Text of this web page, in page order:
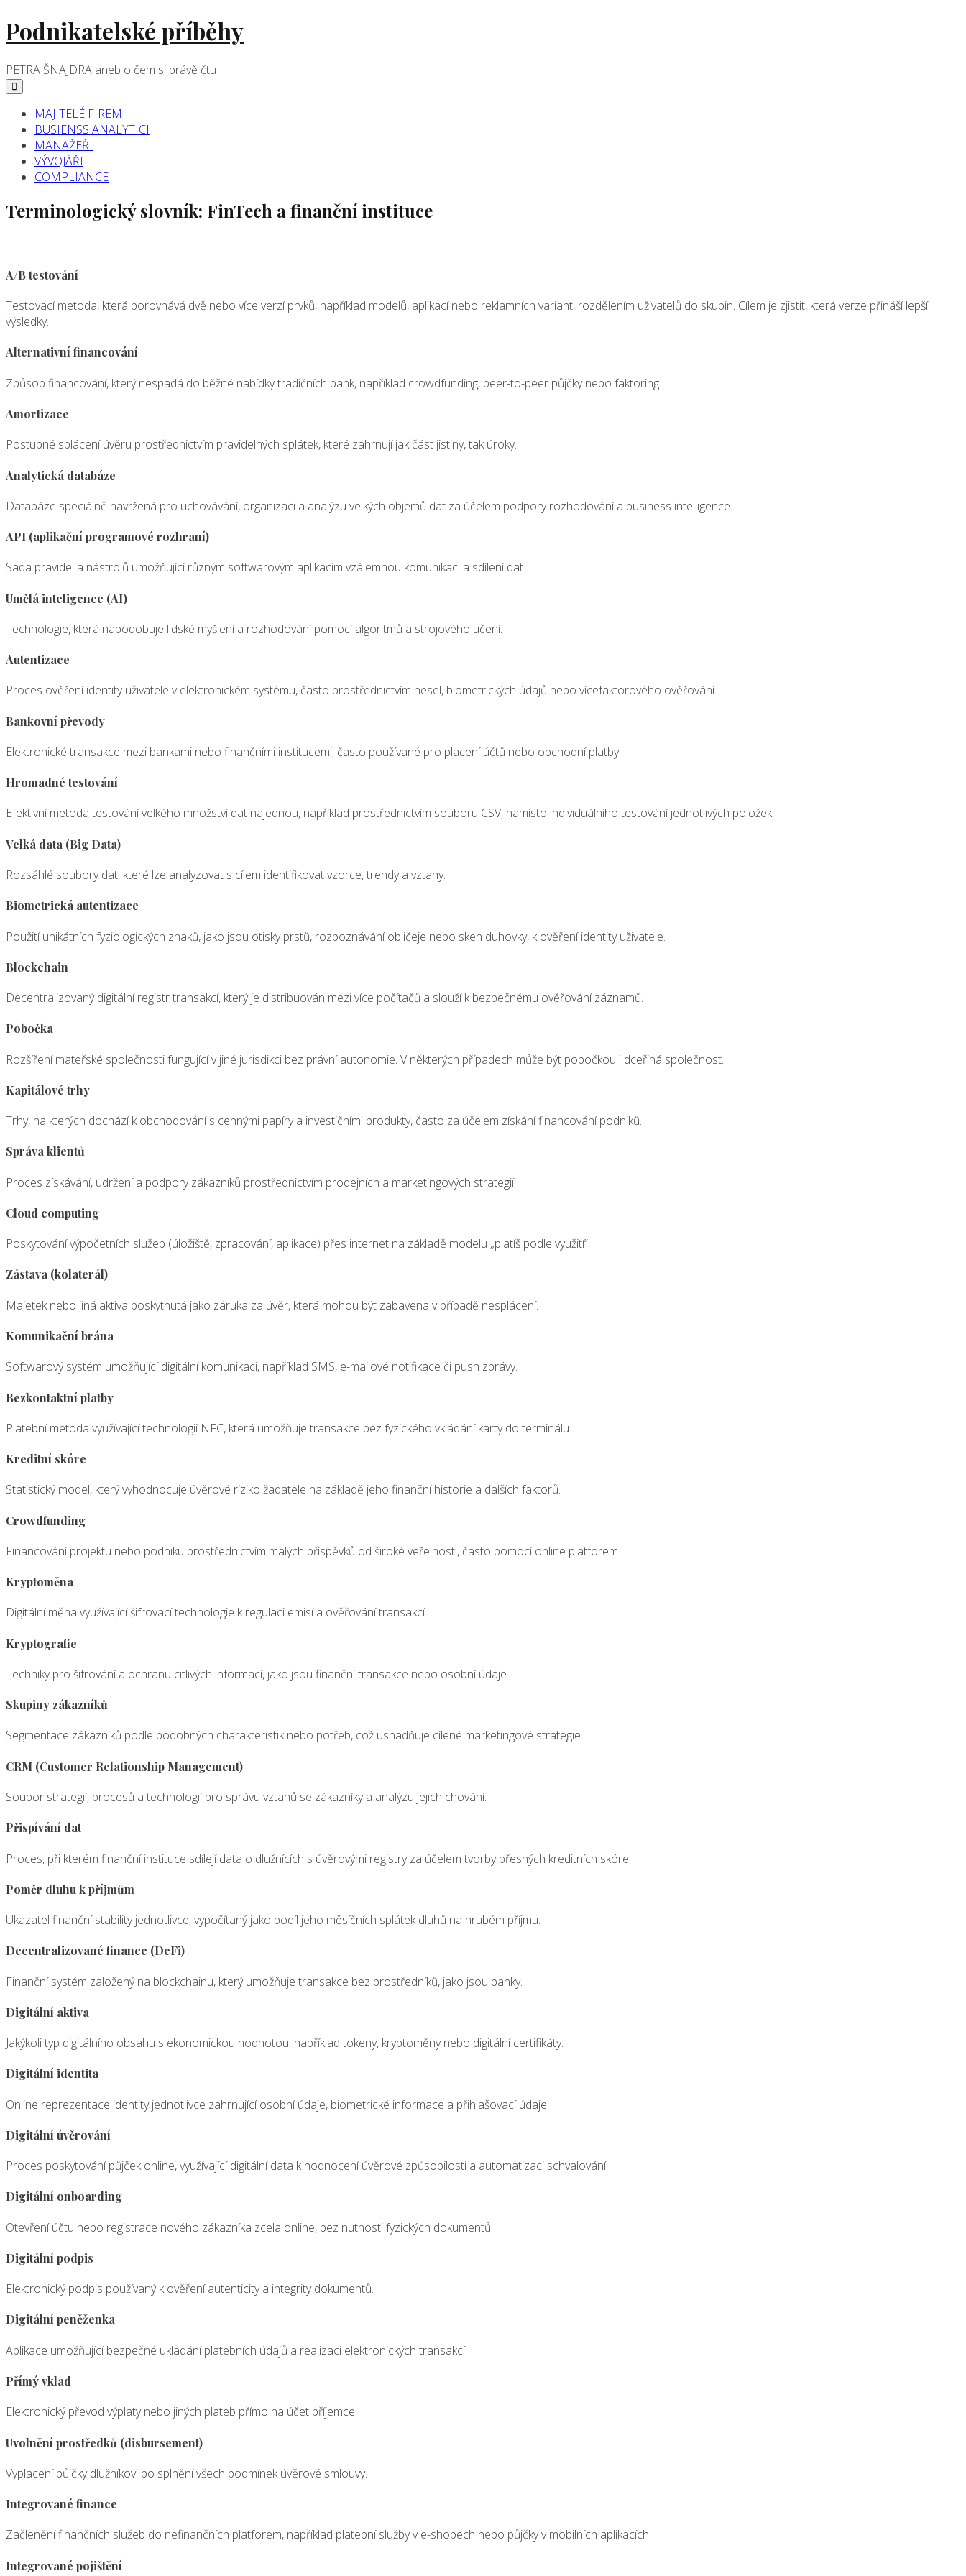
Skip
to
Podnikatelské příběhy
PETRA ŠNAJDRA aneb o čem si právě čtu
Main
navigation
MAJITELÉ FIREM
BUSIENSS ANALYTICI
MANAŽEŘI
VÝVOJÁŘI
COMPLIANCE
Terminologický slovník: FinTech a finanční instituce
A/B testování
Testovací metoda, která porovnává dvě nebo více verzí prvků, například modelů, aplikací nebo reklamních variant, rozdělením uživatelů do skupin. Cílem je zjistit, která verze přináší lepší
výsledky.
Alternativní financování
Způsob financování, který nespadá do běžné nabídky tradičních bank, například crowdfunding, peer-to-peer půjčky nebo faktoring.
Amortizace
Postupné splácení úvěru prostřednictvím pravidelných splátek, které zahrnují jak část jistiny, tak úroky.
Analytická databáze
Databáze speciálně navržená pro uchovávání, organizaci a analýzu velkých objemů dat za účelem podpory rozhodování a business intelligence.
API (aplikační programové rozhraní)
Sada pravidel a nástrojů umožňující různým softwarovým aplikacím vzájemnou komunikaci a sdílení dat.
Umělá inteligence (AI)
Technologie, která napodobuje lidské myšlení a rozhodování pomocí algoritmů a strojového učení.
Autentizace
Proces ověření identity uživatele v elektronickém systému, často prostřednictvím hesel, biometrických údajů nebo vícefaktorového ověřování.
Bankovní převody
Elektronické transakce mezi bankami nebo finančními institucemi, často používané pro placení účtů nebo obchodní platby.
Hromadné testování
Efektivní metoda testování velkého množství dat najednou, například prostřednictvím souboru CSV, namísto individuálního testování jednotlivých položek.
Velká data (Big Data)
Rozsáhlé soubory dat, které lze analyzovat s cílem identifikovat vzorce, trendy a vztahy.
Biometrická autentizace
Použití unikátních fyziologických znaků, jako jsou otisky prstů, rozpoznávání obličeje nebo sken duhovky, k ověření identity uživatele.
Blockchain
Decentralizovaný digitální registr transakcí, který je distribuován mezi více počítačů a slouží k bezpečnému ověřování záznamů.
Pobočka
Rozšíření mateřské společnosti fungující v jiné jurisdikci bez právní autonomie. V některých případech může být pobočkou i dceřiná společnost.
Kapitálové trhy
Trhy, na kterých dochází k obchodování s cennými papíry a investičními produkty, často za účelem získání financování podniků.
Správa klientů
Proces získávání, udržení a podpory zákazníků prostřednictvím prodejních a marketingových strategií.
Cloud computing
Poskytování výpočetních služeb (úložiště, zpracování, aplikace) přes internet na základě modelu „platíš podle využití“.
Zástava (kolaterál)
Majetek nebo jiná aktiva poskytnutá jako záruka za úvěr, která mohou být zabavena v případě nesplácení.
Komunikační brána
Softwarový systém umožňující digitální komunikaci, například SMS, e-mailové notifikace či push zprávy.
Bezkontaktní platby
Platební metoda využívající technologii NFC, která umožňuje transakce bez fyzického vkládání karty do terminálu.
Kreditní skóre
Statistický model, který vyhodnocuje úvěrové riziko žadatele na základě jeho finanční historie a dalších faktorů.
Crowdfunding
Financování projektu nebo podniku prostřednictvím malých příspěvků od široké veřejnosti, často pomocí online platforem.
Kryptoměna
Digitální měna využívající šifrovací technologie k regulaci emisí a ověřování transakcí.
Kryptografie
Techniky pro šifrování a ochranu citlivých informací, jako jsou finanční transakce nebo osobní údaje.
Skupiny zákazníků
Segmentace zákazníků podle podobných charakteristik nebo potřeb, což usnadňuje cílené marketingové strategie.
CRM (Customer Relationship Management)
Soubor strategií, procesů a technologií pro správu vztahů se zákazníky a analýzu jejich chování.
Přispívání dat
Proces, při kterém finanční instituce sdílejí data o dlužnících s úvěrovými registry za účelem tvorby přesných kreditních skóre.
Poměr dluhu k příjmům
Ukazatel finanční stability jednotlivce, vypočítaný jako podíl jeho měsíčních splátek dluhů na hrubém příjmu.
Decentralizované finance (DeFi)
Finanční systém založený na blockchainu, který umožňuje transakce bez prostředníků, jako jsou banky.
Digitální aktiva
Jakýkoli typ digitálního obsahu s ekonomickou hodnotou, například tokeny, kryptoměny nebo digitální certifikáty.
Digitální identita
Online reprezentace identity jednotlivce zahrnující osobní údaje, biometrické informace a přihlašovací údaje.
Digitální úvěrování
Proces poskytování půjček online, využívající digitální data k hodnocení úvěrové způsobilosti a automatizaci schvalování.
Digitální onboarding
Otevření účtu nebo registrace nového zákazníka zcela online, bez nutnosti fyzických dokumentů.
Digitální podpis
Elektronický podpis používaný k ověření autenticity a integrity dokumentů.
Digitální peněženka
Aplikace umožňující bezpečné ukládání platebních údajů a realizaci elektronických transakcí.
Přímý vklad
Elektronický převod výplaty nebo jiných plateb přímo na účet příjemce.
Uvolnění prostředků (disbursement)
Vyplacení půjčky dlužníkovi po splnění všech podmínek úvěrové smlouvy.
Integrované finance
Začlenění finančních služeb do nefinančních platforem, například platební služby v e-shopech nebo půjčky v mobilních aplikacích.
Integrované pojištění